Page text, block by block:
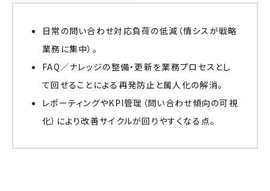
日常の問い合わせ対応負荷の低減（情シスが戦略
業務に集中）。
FAQ／ナレッジの整備・更新を業務プロセスとし
て回せることによる再発防止と属人化の解消。
レポーティングやKPI管理（問い合わせ傾向の可視
化）により改善サイクルが回りやすくなる点。